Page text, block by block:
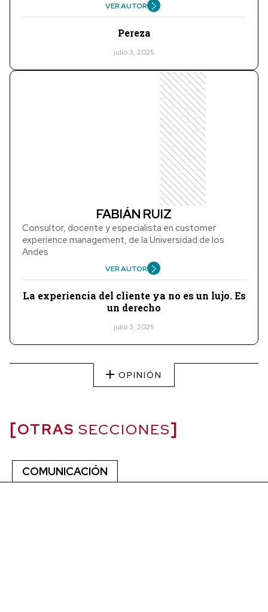
VER AUTOR
Pereza
julio 3, 2025
FABIÁN RUIZ
Consultor, docente y especialista en customer
experience management, de la Universidad de los
Andes
VER AUTOR
La experiencia del cliente ya no es un lujo. Es
un derecho
julio 3, 2025
OPINIÓN
OTRAS SECCIONES
COMUNICACIÓN